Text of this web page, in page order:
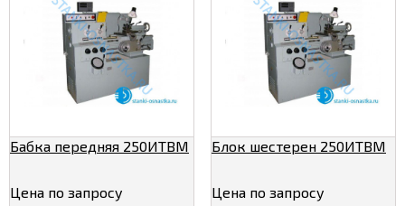
Бабка передняя 250ИТВМ
Цена по запросу
Блок шестерен 250ИТВМ
Цена по запросу